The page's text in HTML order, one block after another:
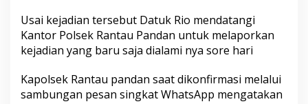
d
a
p
.
.
Usai kejadian tersebut Datuk Rio mendatangi
Kantor Polsek Rantau Pandan untuk melaporkan
kejadian yang baru saja dialami nya sore hari
Kapolsek Rantau pandan saat dikonfirmasi melalui
sambungan pesan singkat WhatsApp mengatakan